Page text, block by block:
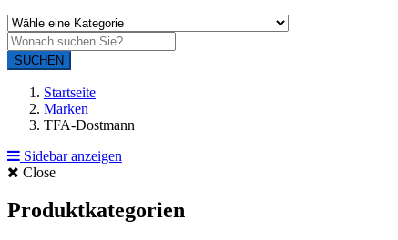
SUCHEN
Startseite
Marken
TFA-Dostmann
Sidebar anzeigen
Close
Produktkategorien